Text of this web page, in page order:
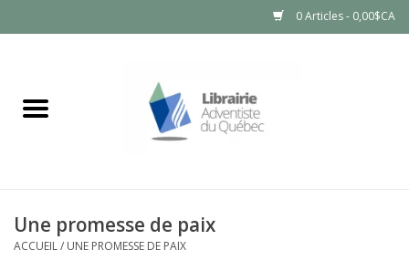
0 Articles - 0,00$CA
Une promesse de paix
ACCUEIL/ UNE PROMESSE DE PAIX